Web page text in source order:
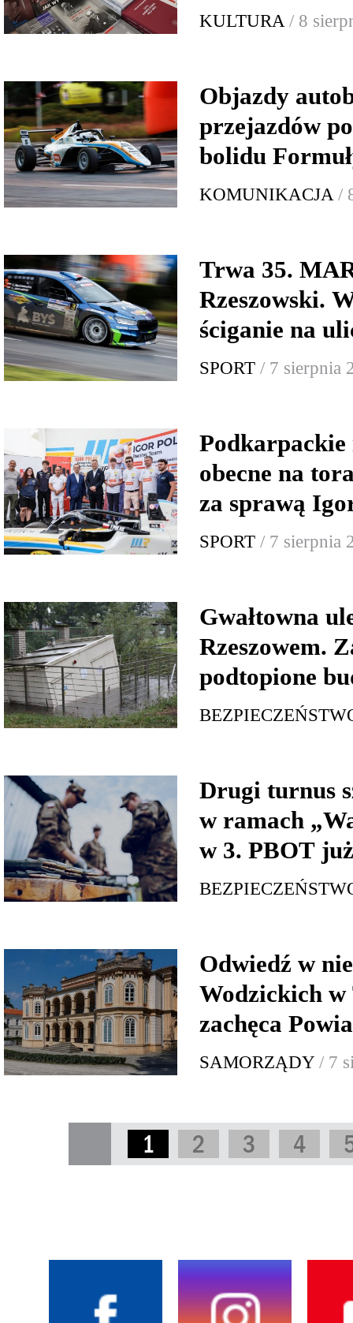
KULTURA / 8
Objazdy
przejazdów
bolidu
KOMUNIKACJA /
Trwa 35.
Rzeszowski.
ściganie na
SPORT / 7 sierpnia
Podkarpackie
obecne na
za sprawą
SPORT / 7 sierpnia
Gwałtowna
Rzeszowem.
podtopione
Drugi turnus
w ramach
w 3. PBOT
Odwiedź w
Wodzickich w
zachęca
SAMORZĄDY / 7
1 2 3 4